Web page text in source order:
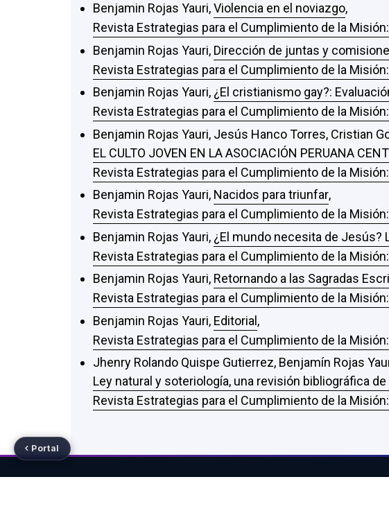
Portal
Benjamin Rojas Yauri,Violencia en el noviazgo,
Revista Estrategias para el Cumplimiento de la
Benjamin Rojas Yauri, Dirección de juntas y
Revista Estrategias para el Cumplimiento de la
Benjamin Rojas Yauri, ¿El cristianismo gay?:
Revista Estrategias para el Cumplimiento de la
Benjamin Rojas Yauri, Jesús Hanco Torres, Cristian
EL CULTO JOVEN EN LA ASOCIACIÓN PERUANA
Revista Estrategias para el Cumplimiento de la
Benjamin Rojas Yauri, Nacidos para triunfar,
Revista Estrategias para el Cumplimiento de la
Benjamin Rojas Yauri, ¿El mundo necesita de Jesús?
Revista Estrategias para el Cumplimiento de la
Benjamin Rojas Yauri, Retornando a las Sagradas
Revista Estrategias para el Cumplimiento de la
Benjamin Rojas Yauri, Editorial ,
Revista Estrategias para el Cumplimiento de la
Jhenry Rolando Quispe Gutierrez, Benjamín Rojas
Ley natural y soteriología, una revisión bibliográfica
Revista Estrategias para el Cumplimiento de la